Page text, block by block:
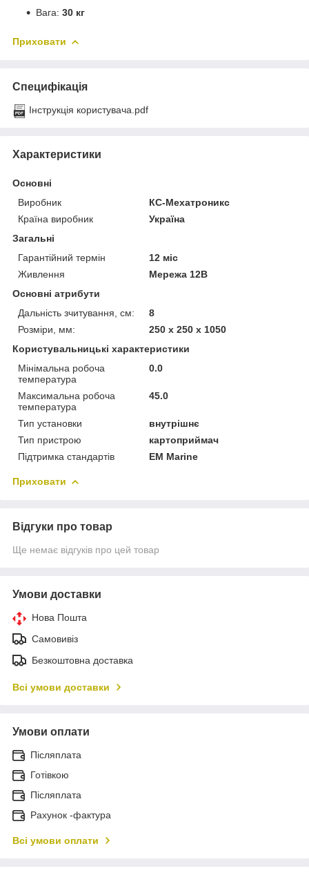
Вага: 30 кг
Приховати
Специфікація
Інструкція користувача.pdf
Характеристики
Основні
Виробник
КС-Мехатроникс
Країна виробник
Україна
Загальні
Гарантійний термін
12 міс
Живлення
Мережа 12В
Основні атрибути
Дальність зчитування, см:
8
Розміри, мм:
250 х 250 х 1050
Користувальницькі характеристики
Мінімальна робоча
температура
0.0
Максимальна робоча
температура
45.0
Тип установки
внутрішнє
Тип пристрою
картоприймач
Підтримка стандартів
EM Marine
Приховати
Відгуки про товар
Ще немає відгуків про цей товар
Умови доставки
Нова Пошта
Самовивіз
Безкоштовна доставка
Всі умови доставки
Умови оплати
Післяплата
Готівкою
Післяплата
Рахунок -фактура
Всі умови оплати